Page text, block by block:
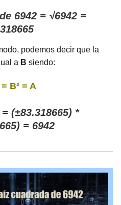
6942 = √6942 =
podemos decir que la
a B siendo:
B² = A
(±83.318665) *
= 6942